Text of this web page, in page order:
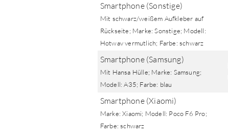
Smartphone (Sonstige)
Mit schwarz/weißem Aufkleber auf
Rückseite; Marke: Sonstige; Modell:
Hotwav vermutlich; Farbe: schwarz
Smartphone (Samsung)
Mit Hansa Hülle; Marke: Samsung;
Modell: A35; Farbe: blau
Smartphone (Xiaomi)
Marke: Xiaomi; Modell: Poco F6 Pro;
Farbe: schwarz